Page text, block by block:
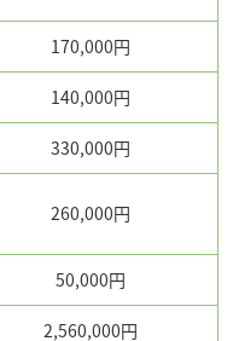
170,000円
140,000円
330,000円
260,000円
50,000円
2,560,000円